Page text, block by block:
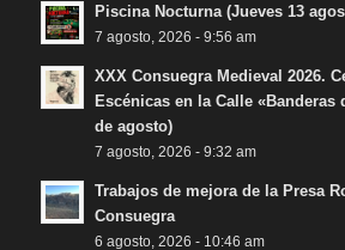
Piscina Nocturna (Jueves 13
7 agosto, 2026 - 9:56 am
XXX Consuegra Medieval 2026.
Escénicas en la Calle «Banderas
de agosto)
7 agosto, 2026 - 9:32 am
Trabajos de mejora de la Presa
Consuegra
6 agosto, 2026 - 10:46 am